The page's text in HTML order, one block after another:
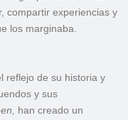
compartir experiencias y
los marginaba.
reflejo de su historia y
y sus
han creado un